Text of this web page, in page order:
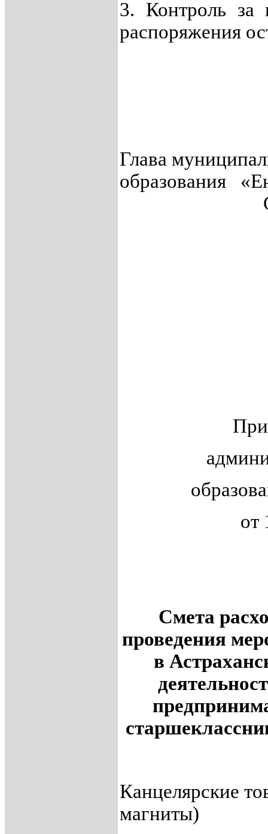
3. Контроль за
распоряжения
Глава
образования
С.И.
Смета
проведения
в
Канцелярские
магниты)